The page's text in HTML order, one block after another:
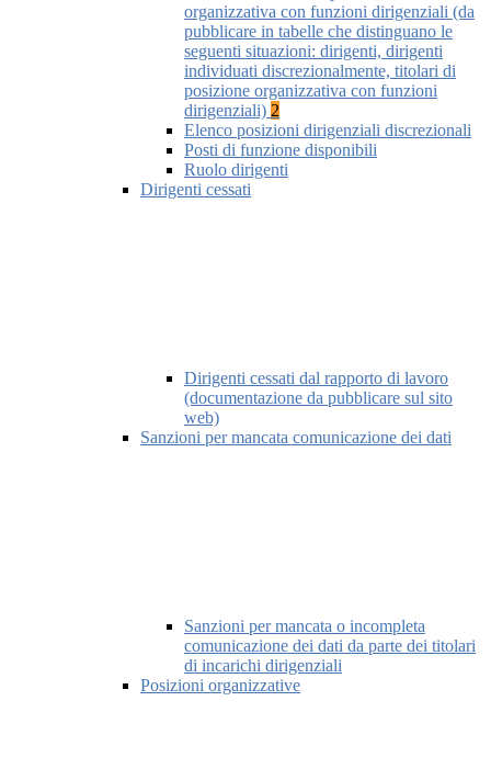
organizzativa con funzioni dirigenziali (da
pubblicare in tabelle che distinguano le
seguenti situazioni: dirigenti, dirigenti
individuati discrezionalmente, titolari di
posizione organizzativa con funzioni
dirigenziali) 2
Elenco posizioni dirigenziali discrezionali
Posti di funzione disponibili
Ruolo dirigenti
Dirigenti cessati
Dirigenti cessati dal rapporto di lavoro
(documentazione da pubblicare sul sito
web)
Sanzioni per mancata comunicazione dei dati
Sanzioni per mancata o incompleta
comunicazione dei dati da parte dei titolari
di incarichi dirigenziali
Posizioni organizzative